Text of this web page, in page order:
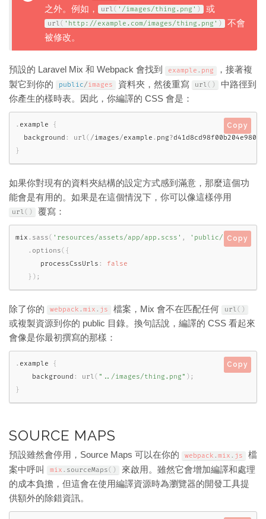
之外。例如，
url( '/images/thing.png' ) 或
url( 'http://example.com/images/thing.png' )
不會
被修改。
預設的 Laravel Mix 和 Webpack 會找到 example . png
，接著複
製它到你的
public/images 資料夾，然後重寫 url( )
中路徑到
你產生的樣時表。因此，你編譯的 CSS 會是：
. example {
  background
: url( /images/example . png?
}
Copy
如果你對現有的資料夾結構的設定方式感到滿意，那麼這個功
能會是有用的。如果是在這個情況下，你可以像這樣停用
url( ) 覆寫：
mix . sass( 'resources/assets/app/app.scss' , 'public/css')
. options( {
      processCssUrls
:
false
} ) ;
Copy
除了你的 webpack . mix . js 檔案，Mix 會不在匹配任何 url( )
或複製資源到你的 public 目錄。換句話說，編譯的 CSS 看起來
會像是你最初撰寫的那樣：
. example {
    background
: url( "../images/thing.png" ) ;
}
Copy
SOURCE MAPS
預設雖然會停用，Source Maps 可以在你的 webpack . mix . js
檔
案中呼叫
mix . sourceMaps( )
來啟用。雖然它會增加編譯和處理
的成本負擔，但這會在使用編譯資源時為瀏覽器的開發工具提
供額外的除錯資訊。